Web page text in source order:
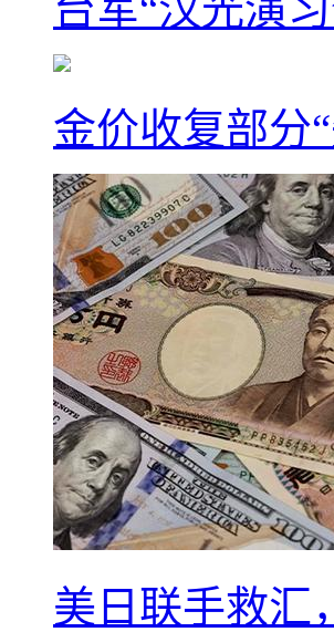
金价收复部分
美日联手救汇